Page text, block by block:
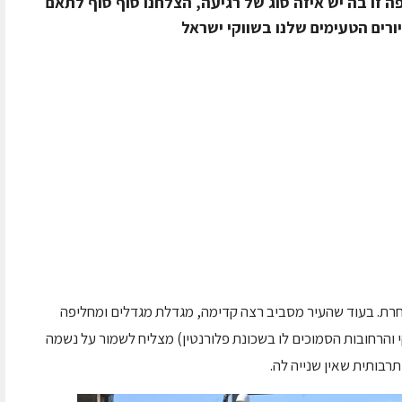
הטעימים שלנו בשווקי ישראל
בעוד שהעיר מסביב רצה קדימה, מגדלת מגדלים ומחליפה
והרחובות הסמוכים לו בשכונת פלורנטין) מצליח לשמור על נשמה
שאין שנייה לה.